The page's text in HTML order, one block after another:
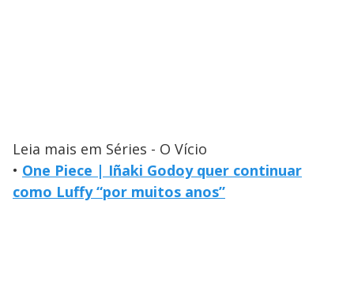
Leia mais em Séries - O Vício
• One Piece | Iñaki Godoy quer continuar
como Luffy “por muitos anos”